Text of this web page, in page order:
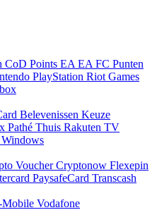
CoD Points EA EA FC Punten
PlayStation Riot Games
Belevenissen Keuze
Pathé Thuis Rakuten TV
Windows
VoucherCryptonow Flexepin
PaysafeCard Transcash
Mobile Vodafone